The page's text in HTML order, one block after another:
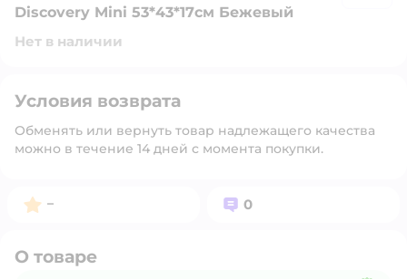
Discovery Mini 53*43*17см Бежевый
Нет в наличии
Условия возврата
Обменять или вернуть товар надлежащего качества
можно в течение 14 дней с момента покупки.
Рейтинг:
– Вопросов:
0
О товаре